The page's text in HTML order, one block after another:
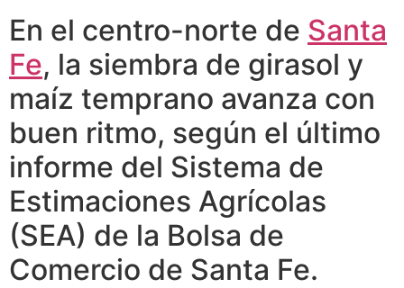
En el centro-norte de Santa
Fe, la siembra de girasol y
maíz temprano avanza con
buen ritmo, según el último
informe del Sistema de
Estimaciones Agrícolas
(SEA) de la Bolsa de
Comercio de Santa Fe.